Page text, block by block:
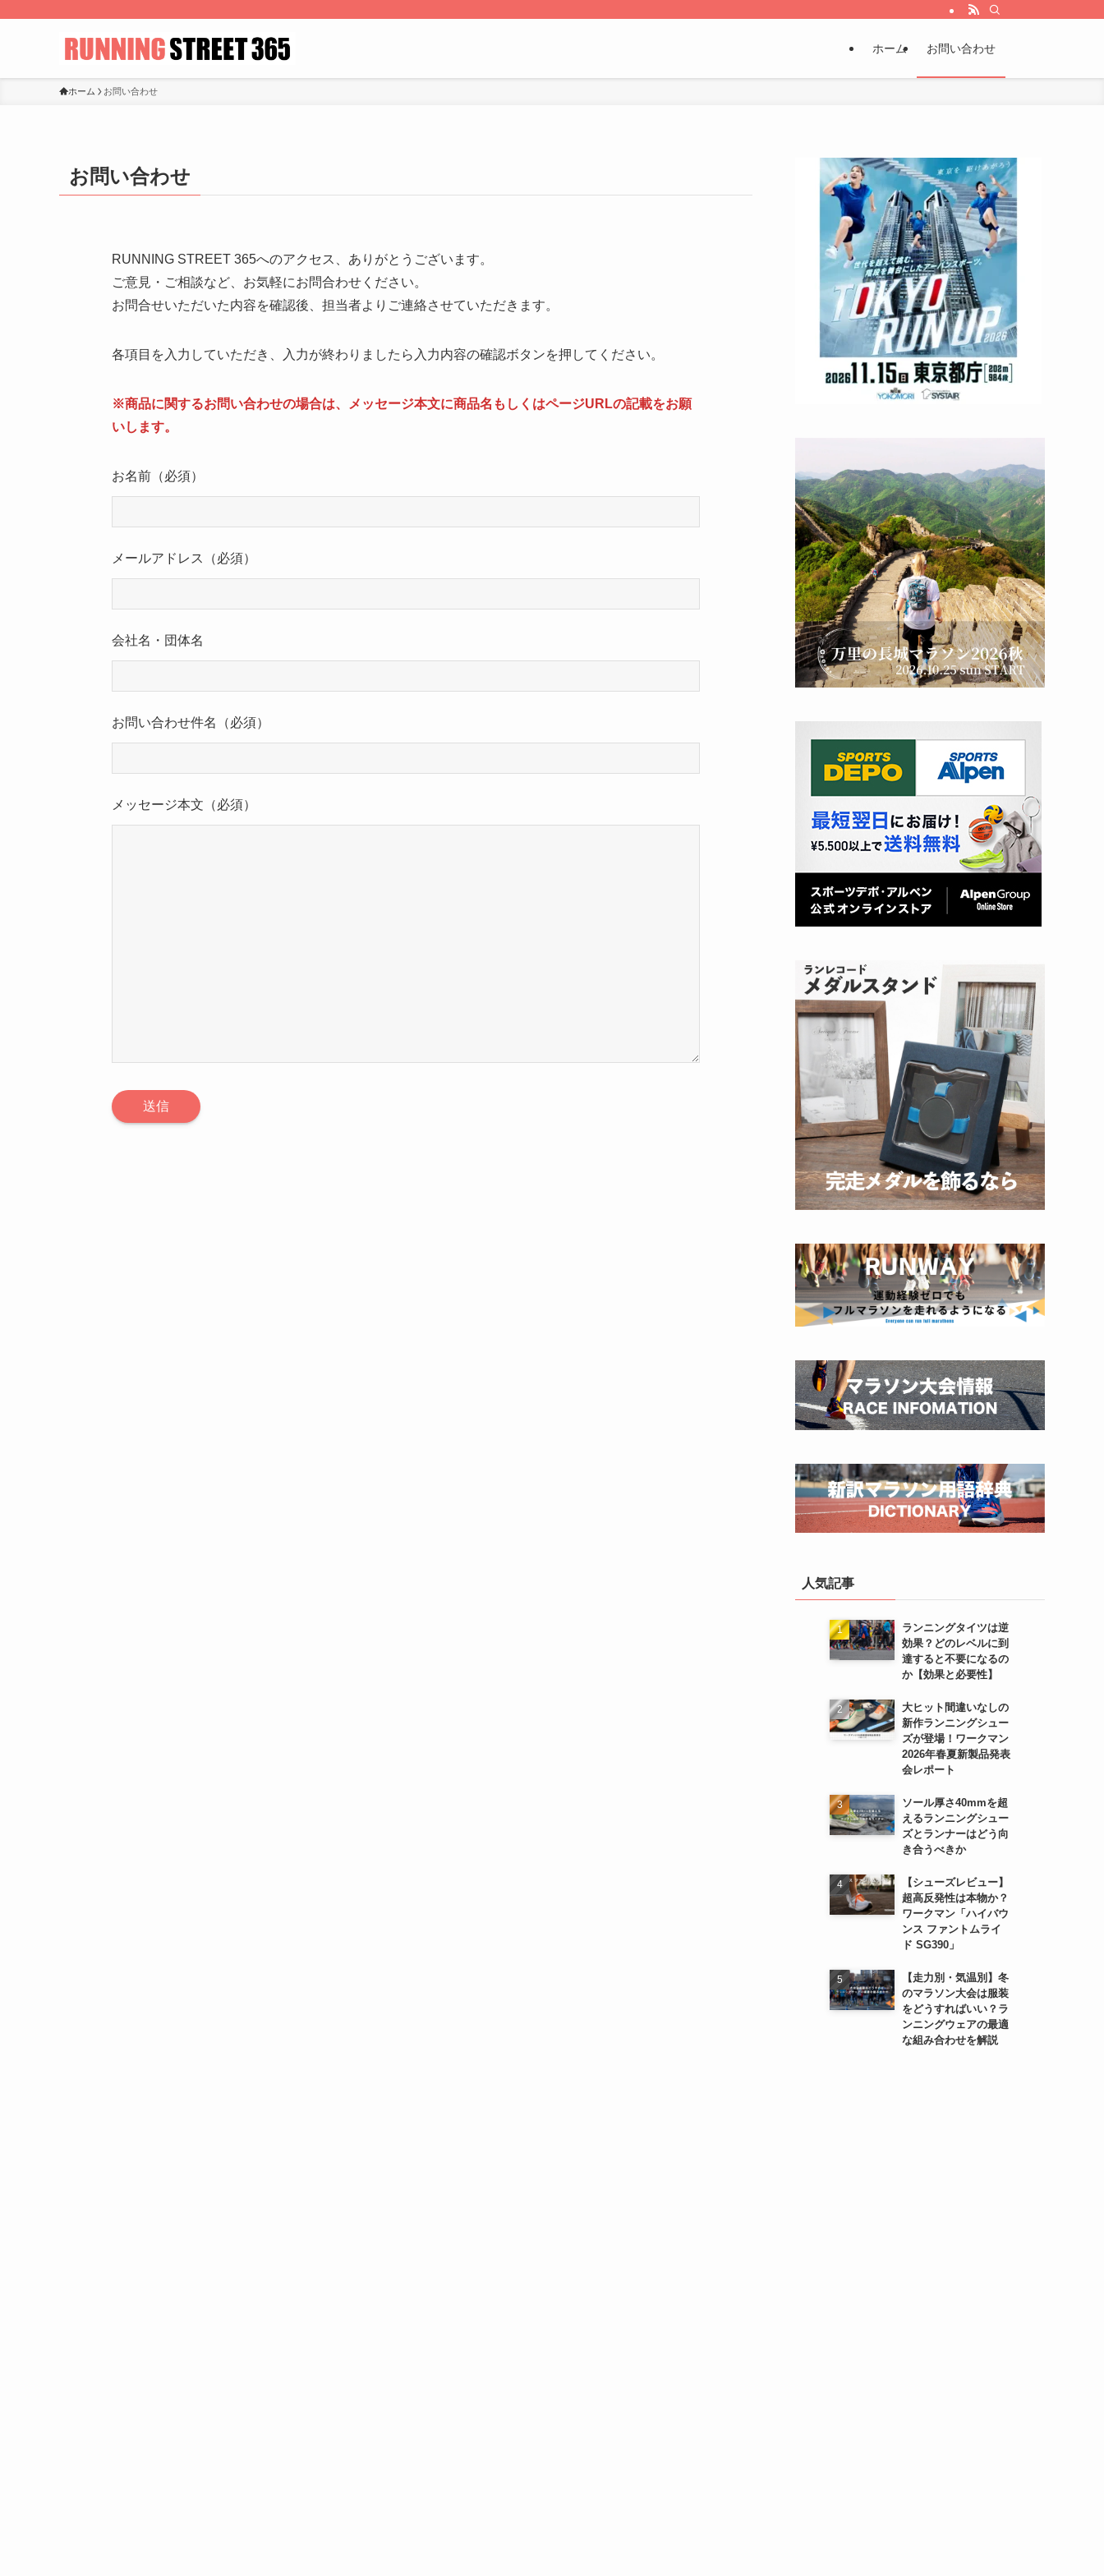
ホーム お問い合わせ
ホーム お問い合わせ
お問い合わせ
RUNNING STREET 365へのアクセス、ありがとうございます。
ご意見・ご相談など、お気軽にお問合わせください。
お問合せいただいた内容を確認後、担当者よりご連絡させていただきます。
各項目を入力していただき、入力が終わりましたら入力内容の確認ボタンを押してください。
※商品に関するお問い合わせの場合は、メッセージ本文に商品名もしくはページURLの記載をお願
いします。
お名前 （必須）
メールアドレス （必須）
会社名・団体名
お問い合わせ件名 （必須）
メッセージ本文 （必須）
人気記事
ランニングタイツは逆
効果？どのレベルに到
達すると不要になるの
か【効果と必要性】
大ヒット間違いなしの
新作ランニングシュー
ズが登場！ワークマン
2026年春夏新製品発表
会レポート
ソール厚さ40mmを超
えるランニングシュー
ズとランナーはどう向
き合うべきか
【シューズレビュー】
超高反発性は本物か？
ワークマン「ハイバウ
ンス ファントムライ
ド SG390」
【走力別・気温別】冬
のマラソン大会は服装
をどうすればいい？ラ
ンニングウェアの最適
な組み合わせを解説